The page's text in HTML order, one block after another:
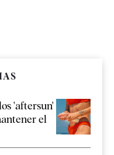
'aftersun'
el